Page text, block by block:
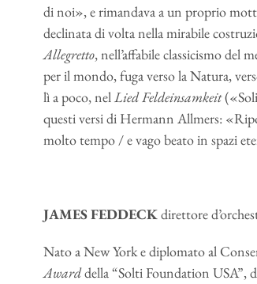
di noi», e rimandava a un proprio
declinata di volta nella mirabile
Allegretto, nell’affabile classicismo del
per il mondo, fuga verso la Natura,
lì a poco, nelLied Feldeinsamkeit
questi versi di Hermann Allmers:
molto tempo / e vago beato in spazi
JAMES FEDDECKdirettore
Nato a New York e diplomato al
Awarddella “Solti Foundation USA”,